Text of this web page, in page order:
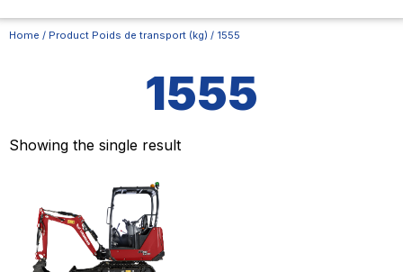
Home / Product Poids de transport (kg) / 1555
1555
Showing the single result